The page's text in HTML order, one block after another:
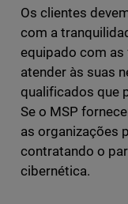
Os clientes
com a
equipado com as
atender às suas
qualificados que
Se o MSP
as organizações
contratando o
cibernética.